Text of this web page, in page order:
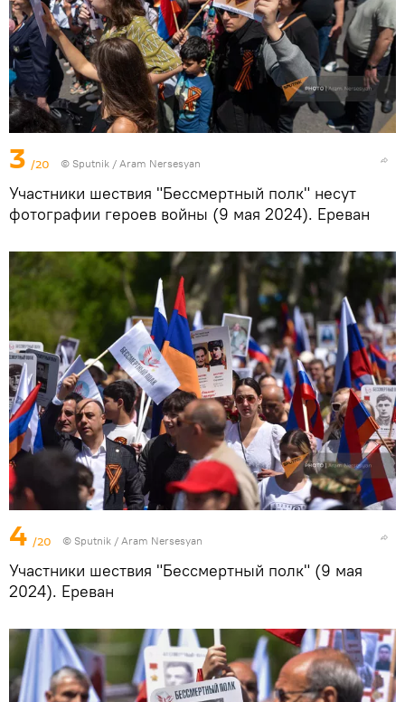
3 /20 © Sputnik / Aram Nersesyan
Участники шествия "Бессмертный полк" несут
фотографии героев войны (9 мая 2024). Еревaн
4 /20 © Sputnik / Aram Nersesyan
Участники шествия "Бессмертный полк" (9 мая
2024). Еревaн